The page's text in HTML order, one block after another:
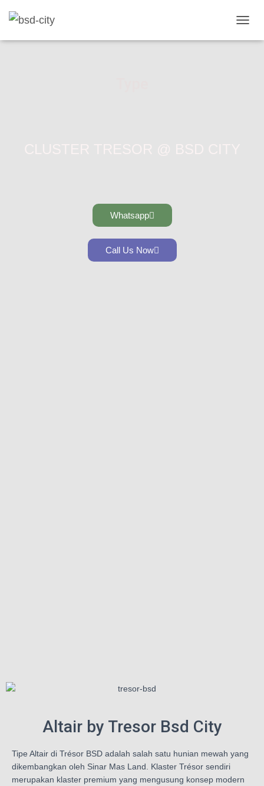
O
Whatsapp
Call Us Now
Altair by Tresor Bsd City
Tipe Altair di Trésor BSD adalah salah satu hunian mewah yang
dikembangkan oleh Sinar Mas Land. Klaster Trésor sendiri
merupakan klaster premium yang mengusung konsep modern